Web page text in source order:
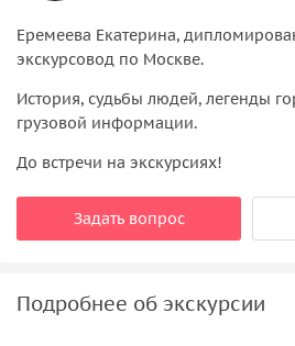
Еремеева Екатерина,
экскурсовод по Москве.
История, судьбы людей, легенды
грузовой информации.
До встречи на экскурсиях!
Задать вопрос
Подробнее об экскурсии